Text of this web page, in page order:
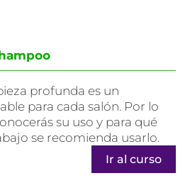
profunda es un
para cada salón. Por lo
su uso y para qué
se recomienda usarlo.
Ir al curso